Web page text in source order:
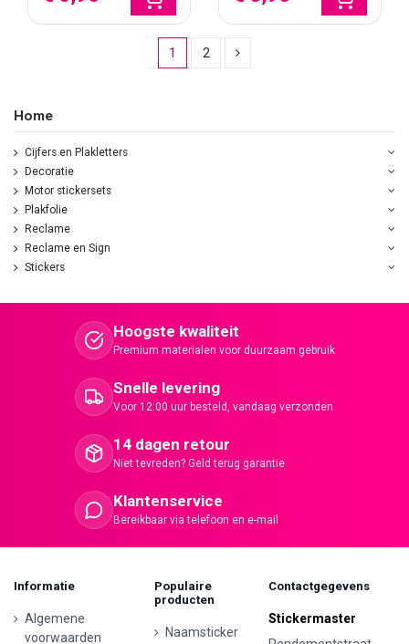
1 2
Home
Cijfers en Plakletters
Decoratie
Motor stickersets
Plakfolie
Reclame
Reclame en Sign
Stickers
Hoogste kwaliteit
Premium materialen voor duurzaam gebruik
Snelle levering
Voor 12:00 uur besteld, vandaag verzonden
14 dagen retour
Niet tevreden? Geld terug garantie
Klantenservice
Bereikbaar via telefoon en e-mail
Informatie
Algemene
voorwaarden
Populaire
producten
Naamsticker
Contactgegevens
Stickermaster